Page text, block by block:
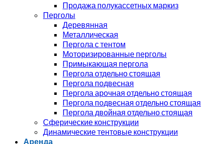
Продажа полукассетных маркиз
Перголы
Деревянная
Металлическая
Пергола с тентом
Моторизированные перголы
Примыкающая пергола
Пергола отдельно стоящая
Пергола подвесная
Пергола арочная отдельно стоящая
Пергола подвесная отдельно стоящая
Пергола двойная отдельно стоящая
Сферические конструкции
Динамические тентовые конструкции
Аренда